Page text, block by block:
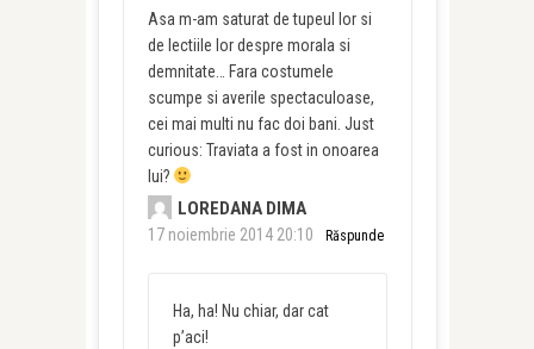
Asa m-am saturat de tupeul lor si
de lectiile lor despre morala si
demnitate… Fara costumele
scumpe si averile spectaculoase,
cei mai multi nu fac doi bani. Just
curious: Traviata a fost in onoarea
lui?
LOREDANA DIMA
17 noiembrie 2014 20:10 Răspunde
Ha, ha! Nu chiar, dar cat
p’aci!